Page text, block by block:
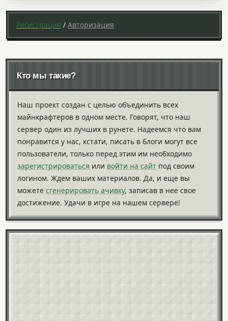
Регистрация / Авторизация
Кто мы такие?
Наш проект создан с целью объединить всех
майнкрафтеров в одном месте. Говорят, что наш
сервер один из лучших в рунете. Надеемся что вам
понравится у нас, кстати, писать в блоги могут все
пользователи, только перед этим им необходимо
зарегистрироваться или войти на сайт под своим
логином. Ждем ваших материалов. Да, и еще вы
можете сгенерировать ачивку, записав в нее свое
достижение. Удачи в игре на нашем сервере!